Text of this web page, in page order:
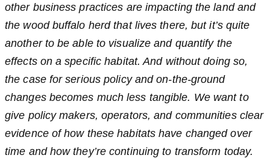
other business practices are impacting the land and
the wood buffalo herd that lives there, but it’s quite
another to be able to visualize and quantify the
effects on a specific habitat. And without doing so,
the case for serious policy and on-the-ground
changes becomes much less tangible. We want to
give policy makers, operators, and communities clear
evidence of how these habitats have changed over
time and how they’re continuing to transform today.